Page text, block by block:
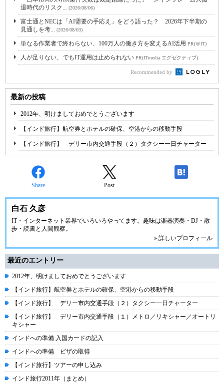
退時代のリスク... (2026/08/06)
富士通とNECは「AI需要の手応え」をどう語った？ 2026年下半期の
見通しを考... (2026/08/03)
単なる作業者で終わらない、100万人の働き方を変えるAI活用 PR(＠IT)
人が足りない、でもIT運用は止められない PR(ITmedia エグゼクティブ)
Recommended by
最新の投稿
2012年、明けましておめでとうございます
【インド旅行】航空券とホテルの確保、空港からの移動手段
【インド旅行】 デリー市内交通手段（２）タクシー一日チャーター
Share Post -
白石 久彦
IT・インターネット業界でいろいろやってます。趣味は楽器演奏・DJ・散
歩・読書と人間観察。
» 詳しいプロフィール
最近のエントリー
2012年、明けましておめでとうございます
【インド旅行】航空券とホテルの確保、空港からの移動手段
【インド旅行】 デリー市内交通手段（２）タクシー一日チャーター
【インド旅行】 デリー市内交通手段（１）メトロ／リキシャー／オートリ
キシャー
インドへの準備 入国カードの記入
インドへの準備 ビザの取得
【インド旅行】ツアーの申し込み
インド旅行2011年（まとめ）